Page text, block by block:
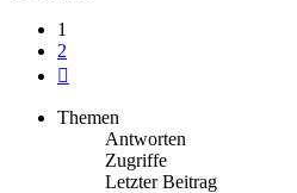
1
2
Themen
Antworten
Zugriffe
Letzter Beitrag